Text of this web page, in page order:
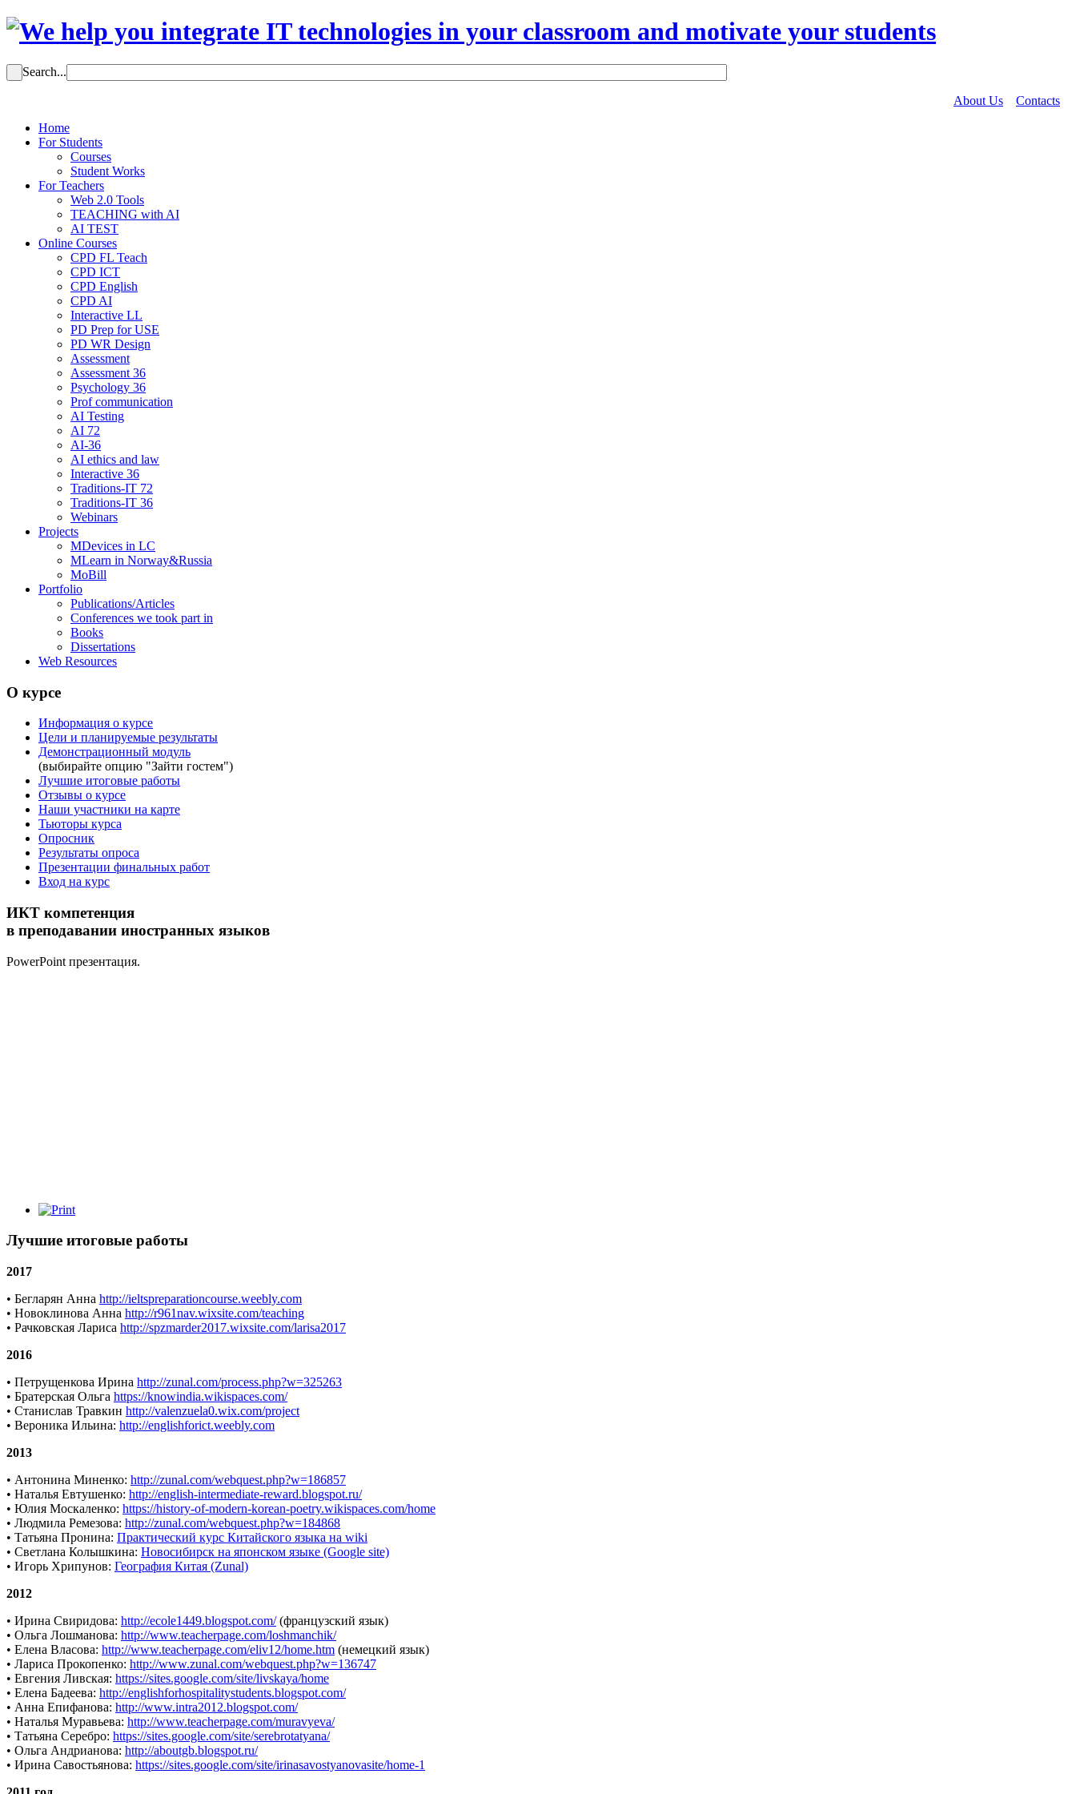
Search...
About Us
Contacts
Home
For Students
Courses
Student Works
For Teachers
Web 2.0 Tools
TEACHING with AI
AI TEST
Online Courses
CPD FL Teach
CPD ICT
CPD English
CPD AI
Interactive LL
PD Prep for USE
PD WR Design
Assessment
Assessment 36
Psychology 36
Prof communication
AI Testing
AI 72
AI-36
AI ethics and law
Interactive 36
Traditions-IT 72
Traditions-IT 36
Webinars
Projects
MDevices in LC
MLearn in Norway&Russia
MoBill
Portfolio
Publications/Articles
Conferences we took part in
Books
Dissertations
Web Resources
О курсе
Информация о курсе
Цели и планируемые результаты
Демонстрационный модуль
(выбирайте опцию "Зайти гостем")
Лучшие итоговые работы
Отзывы о курсе
Наши участники на карте
Тьюторы курса
Опросник
Результаты опроса
Презентации финальных работ
Вход на курс
ИКТ компетенция
в преподавании иностранных языков
PowerPoint презентация.
Лучшие итоговые работы
2017
• Бегларян Анна http://ieltspreparationcourse.weebly.com
• Новоклинова Анна http://r961nav.wixsite.com/teaching
• Рачковская Лариса http://spzmarder2017.wixsite.com/larisa2017
2016
• Петрущенкова Ирина http://zunal.com/process.php?w=325263
• Братерская Ольга https://knowindia.wikispaces.com/
• Станислав Травкин http://valenzuela0.wix.com/project
• Вероника Ильина: http://englishforict.weebly.com
2013
• Антонина Миненко: http://zunal.com/webquest.php?w=186857
• Наталья Евтушенко: http://english-intermediate-reward.blogspot.ru/
• Юлия Москаленко: https://history-of-modern-korean-poetry.wikispaces.com/home
• Людмила Ремезова: http://zunal.com/webquest.php?w=184868
• Татьяна Пронина: Практический курс Китайского языка на wiki
• Светлана Колышкина: Новосибирск на японском языке (Google site)
• Игорь Хрипунов: География Китая (Zunal)
2012
• Ирина Свиридова: http://ecole1449.blogspot.com/(французский язык)
• Ольга Лошманова: http://www.teacherpage.com/loshmanchik/
• Елена Власова: http://www.teacherpage.com/eliv12/home.htm (немецкий язык)
• Лариса Прокопенко: http://www.zunal.com/webquest.php?w=136747
• Евгения Ливская: https://sites.google.com/site/livskaya/home
• Елена Бадеева: http://englishforhospitalitystudents.blogspot.com/
• Анна Епифанова: http://www.intra2012.blogspot.com/
• Наталья Муравьева: http://www.teacherpage.com/muravyeva/
• Татьяна Серебро: https://sites.google.com/site/serebrotatyana/
• Ольга Андрианова: http://aboutgb.blogspot.ru/
• Ирина Савостьянова: https://sites.google.com/site/irinasavostyanovasite/home-1